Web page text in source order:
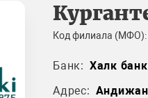
Код филиала (МФО):
Банк: Халк
Адрес: Андижан